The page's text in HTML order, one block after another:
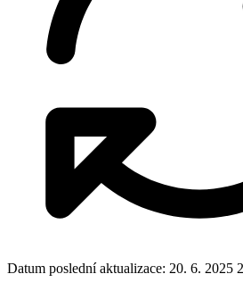
Datum poslední aktualizace: 20. 6. 2025